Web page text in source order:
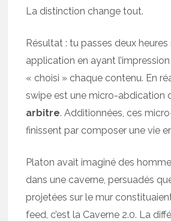
La distinction change tout.
Résultat : tu passes deux heures
application en ayant l’impression
« choisi » chaque contenu. En
swipe est une micro-abdication
arbitre. Additionnées, ces
finissent par composer une vie
Platon avait imaginé des
dans une caverne, persuadés
projetées sur le mur
feed, c’est la Caverne 2.0. La